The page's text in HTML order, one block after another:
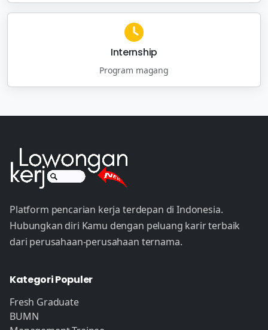
Internship
Program magang
Platform pencarian kerja terdepan di Indonesia.
Hubungkan diri Kamu dengan peluang karir terbaik
dari perusahaan-perusahaan ternama.
Kategori Populer
Fresh Graduate
BUMN